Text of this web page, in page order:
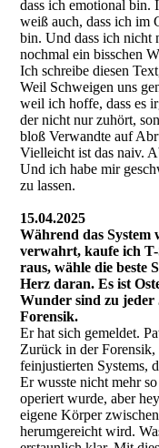
dass ich emotional bin.
weiß auch, dass ich im
bin. Und dass ich nicht
nochmal ein bisschen
Ich schreibe diesen
Weil Schweigen uns
weil ich hoffe, dass es
der nicht nur zuhört,
bloß Verwandte auf
Vielleicht ist das naiv.
Und ich habe mir
zu lassen.
15.04.2025
Während das System
verwahrt, kaufe ich T-
raus, wähle die beste
Herz daran. Es ist
Wunder sind zu
Forensik.
Er hat sich gemeldet.
Zurück in der Forensik,
feinjustierten Systems,
Er wusste nicht mehr
operiert wurde, aber
eigene Körper
herumgereicht wird.